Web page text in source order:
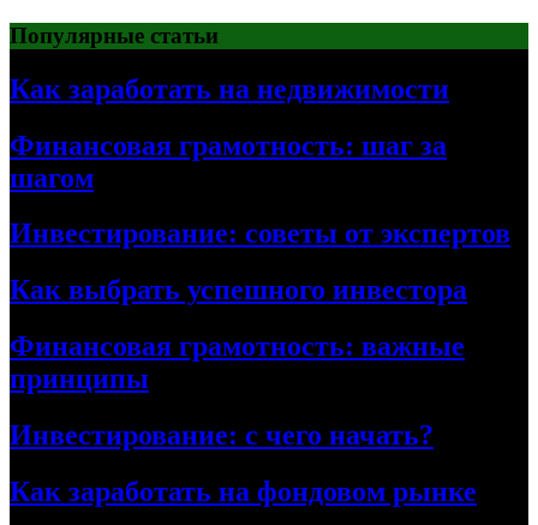
Перейти
к
содержимому
Популярные статьи
Как заработать на недвижимости
Финансовая грамотность: шаг за
шагом
Инвестирование: советы от экспертов
Как выбрать успешного инвестора
Финансовая грамотность: важные
принципы
Инвестирование: с чего начать?
Как заработать на фондовом рынке